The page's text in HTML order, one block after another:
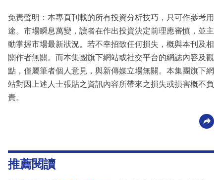
免責聲明：本專頁刊載的所有投資分析技巧，只可作參考用
途。市場瞬息萬變，讀者在作出投資決定前理應審慎，並主
動掌握市場最新狀況。若不幸招致任何損失，概與本刊及相
關作者無關。而本集團旗下網站或社交平台的網誌內容及觀
點，僅屬筆者個人意見，與新傳媒立場無關。本集團旗下網
站對因上述人士張貼之資訊內容所帶來之損失或損害概不負
責。
推薦閱讀